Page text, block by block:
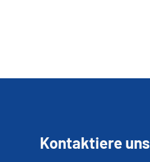
Kontaktiere uns